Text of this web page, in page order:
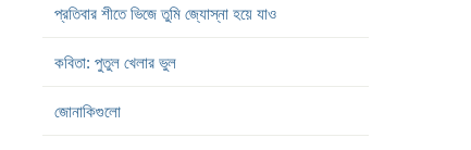
প্রতিবার শীতে ভিজে তুমি জ্যোস্না হয়ে যাও
কবিতা: পুতুল খেলার ভুল
জোনাকিগুলো